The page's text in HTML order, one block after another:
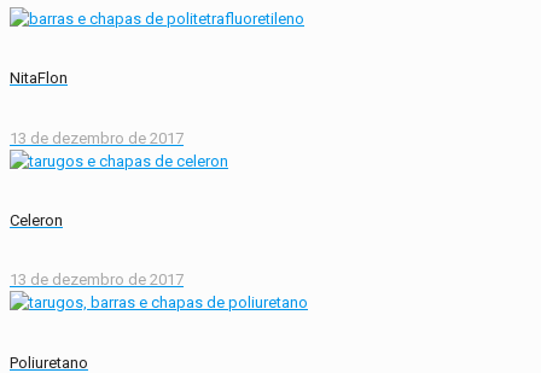
NitaFlon
13 de dezembro de 2017
Celeron
13 de dezembro de 2017
Poliuretano